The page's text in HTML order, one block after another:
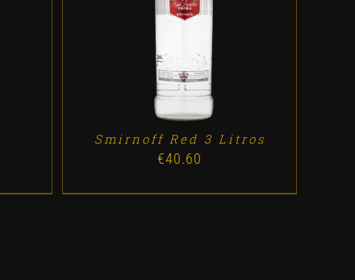
ADD TO CART / DETALLES
Smirnoff Red 3 Litros
€40.60